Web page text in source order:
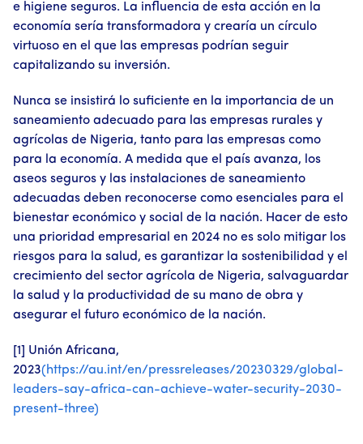
e higiene seguros. La influencia de esta acción en la
economía sería transformadora y crearía un círculo
virtuoso en el que las empresas podrían seguir
capitalizando su inversión.
Nunca se insistirá lo suficiente en la importancia de un
saneamiento adecuado para las empresas rurales y
agrícolas de Nigeria, tanto para las empresas como
para la economía. A medida que el país avanza, los
aseos seguros y las instalaciones de saneamiento
adecuadas deben reconocerse como esenciales para el
bienestar económico y social de la nación. Hacer de esto
una prioridad empresarial en 2024 no es solo mitigar los
riesgos para la salud, es garantizar la sostenibilidad y el
crecimiento del sector agrícola de Nigeria, salvaguardar
la salud y la productividad de su mano de obra y
asegurar el futuro económico de la nación.
[1] Unión Africana,
2023(https://au.int/en/pressreleases/20230329/global-
leaders-say-africa-can-achieve-water-security-2030-
present-three)